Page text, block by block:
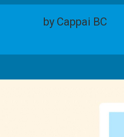
by Cappai BC